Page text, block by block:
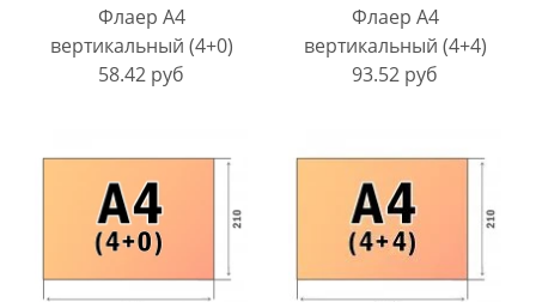
Флаер A4
вертикальный (4+0)
58.42 руб
Флаер A4
вертикальный (4+4)
93.52 руб